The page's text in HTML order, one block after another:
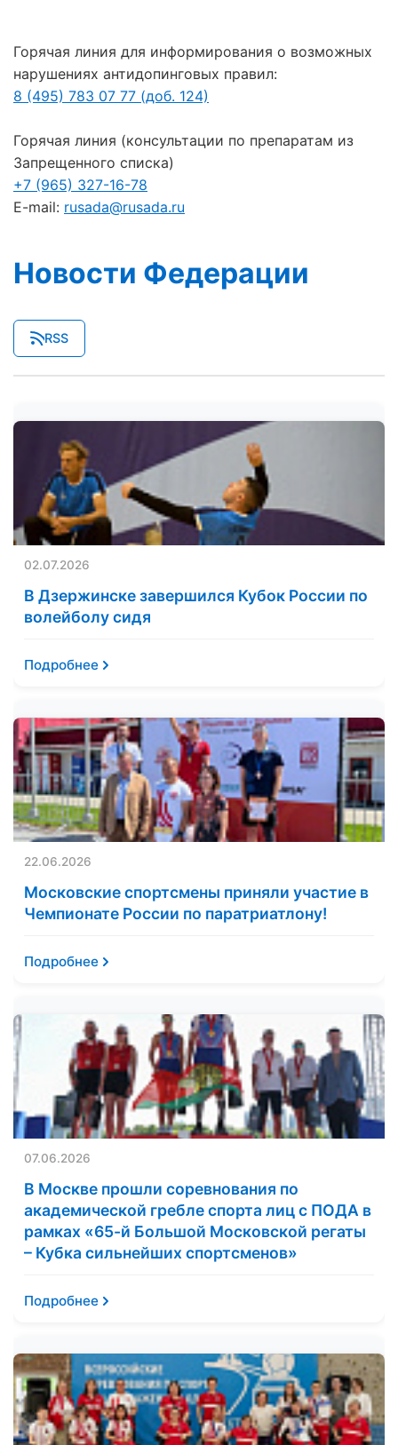
Горячая линия для информирования о возможных
нарушениях антидопинговых правил:
8 (495) 783 07 77 (доб. 124)
Горячая линия (консультации по препаратам из
Запрещенного списка)
+7 (965) 327-16-78
E-mail: rusada@rusada.ru
Новости Федерации
RSS
02.07.2026
В Дзержинске завершился Кубок России по
волейболу сидя
Подробнее
22.06.2026
Московские спортсмены приняли участие в
Чемпионате России по паратриатлону!
Подробнее
07.06.2026
В Москве прошли соревнования по
академической гребле спорта лиц с ПОДА в
рамках «65-й Большой Московской регаты
– Кубка сильнейших спортсменов»
Подробнее